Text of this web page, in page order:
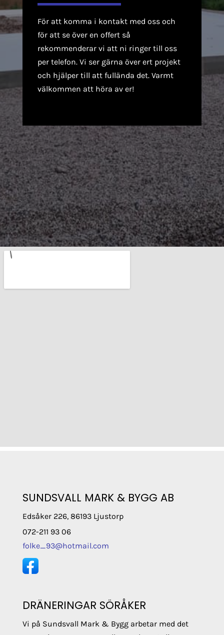
För att komma i kontakt med oss och
för att se över en offert så
rekommenderar vi att ni ringer till oss
per telefon. Vi ser gärna över ert projekt
och hjälper till att fullända det. Varmt
välkommen att höra av er!
SUNDSVALL MARK & BYGG AB
Edsåker 226, 86193 Ljustorp
072-211 93 06
folke_93@hotmail.com
DRÄNERINGAR SÖRÅKER
Vi på Sundsvall Mark & Bygg arbetar med det